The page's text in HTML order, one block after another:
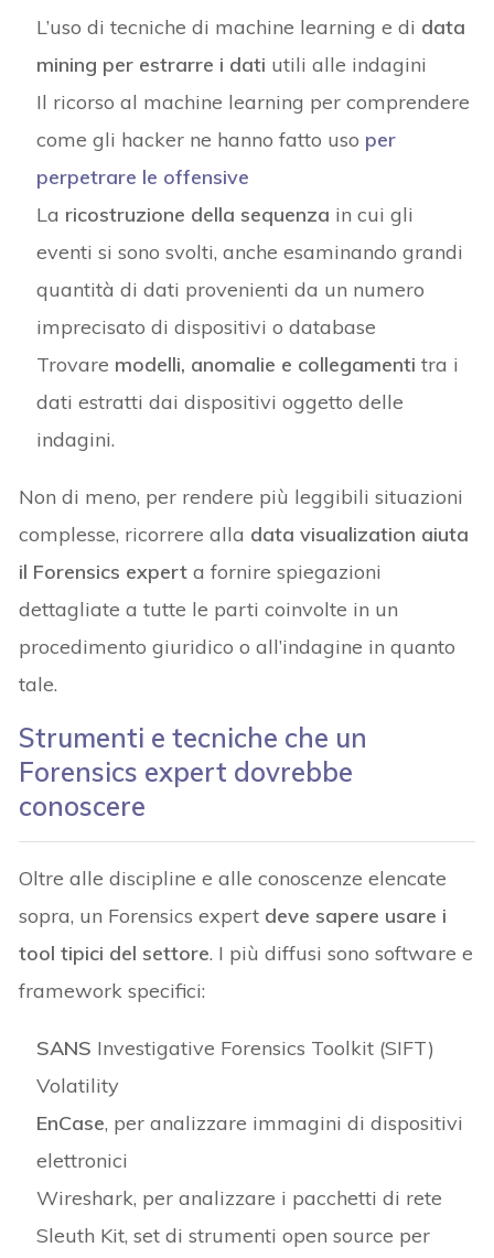
L’uso di tecniche di machine learning e di data
mining per estrarre i dati utili alle indagini
Il ricorso al machine learning per comprendere
come gli hacker ne hanno fatto uso per
perpetrare le offensive
La ricostruzione della sequenza in cui gli
eventi si sono svolti, anche esaminando grandi
quantità di dati provenienti da un numero
imprecisato di dispositivi o database
Trovare modelli, anomalie e collegamentitra i
dati estratti dai dispositivi oggetto delle
indagini.
Non di meno, per rendere più leggibili situazioni
complesse, ricorrere alla data visualization aiuta
il Forensics expert a fornire spiegazioni
dettagliate a tutte le parti coinvolte in un
procedimento giuridico o all’indagine in quanto
tale.
Strumenti e tecniche che un
Forensics expert dovrebbe
conoscere
Oltre alle discipline e alle conoscenze elencate
sopra, un Forensics expert deve sapere usare i
tool tipici del settore. I più diffusi sono software e
framework specifici:
SANS Investigative Forensics Toolkit (SIFT)
Volatility
EnCase, per analizzare immagini di dispositivi
elettronici
Wireshark, per analizzare i pacchetti di rete
Sleuth Kit, set di strumenti open source per